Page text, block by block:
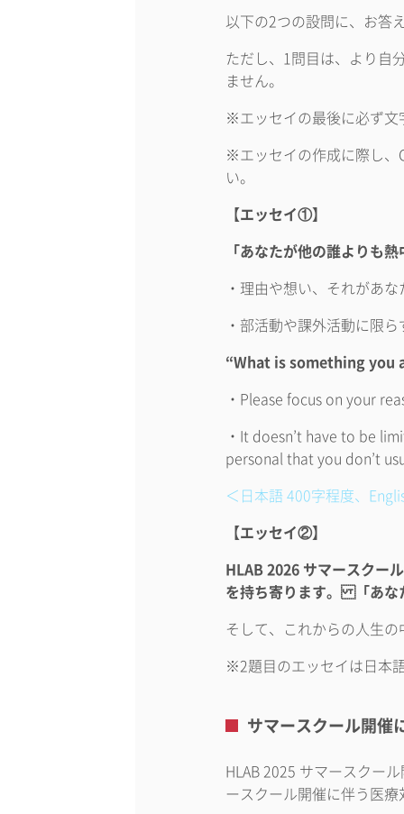
以下の2つの設問に、お答
ただし、1問目は、より自
ません。
※エッセイの最後に必ず文
※エッセイの作成に際し、
い。
【エッセイ①】
「あなたが他の誰よりも
・理由や想い、それがあ
・部活動や課外活動に限
“What is something you
・Please focus on your
・It doesn’t have to be
personal that you don’t
＜日本語 400字程度、
【エッセイ②】
HLAB 2026 サマースクー
を持ち寄ります。 「あな
そして、これからの人生
※2題目のエッセイは日本
サマースクール開催
HLAB 2025 サマースクー
ースクール開催に伴う医